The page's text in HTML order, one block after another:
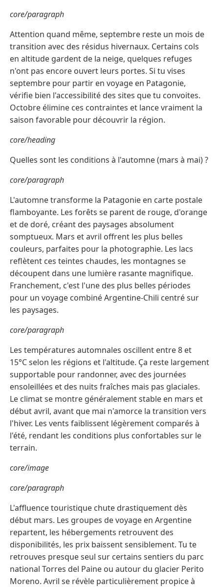
core/paragraph
Attention quand même, septembre reste un mois de
transition avec des résidus hivernaux. Certains cols
en altitude gardent de la neige, quelques refuges
n'ont pas encore ouvert leurs portes. Si tu vises
septembre pour partir en voyage en Patagonie,
vérifie bien l'accessibilité des sites que tu convoites.
Octobre élimine ces contraintes et lance vraiment la
saison favorable pour découvrir la région.
core/heading
Quelles sont les conditions à l'automne (mars à mai) ?
core/paragraph
L'automne transforme la Patagonie en carte postale
flamboyante. Les forêts se parent de rouge, d'orange
et de doré, créant des paysages absolument
somptueux. Mars et avril offrent les plus belles
couleurs, parfaites pour la photographie. Les lacs
reflètent ces teintes chaudes, les montagnes se
découpent dans une lumière rasante magnifique.
Franchement, c'est l'une des plus belles périodes
pour un voyage combiné Argentine-Chili centré sur
les paysages.
core/paragraph
Les températures automnales oscillent entre 8 et
15°C selon les régions et l'altitude. Ça reste largement
supportable pour randonner, avec des journées
ensoleillées et des nuits fraîches mais pas glaciales.
Le climat se montre généralement stable en mars et
début avril, avant que mai n'amorce la transition vers
l'hiver. Les vents faiblissent légèrement comparés à
l'été, rendant les conditions plus confortables sur le
terrain.
core/image
core/paragraph
L'affluence touristique chute drastiquement dès
début mars. Les groupes de voyage en Argentine
repartent, les hébergements retrouvent des
disponibilités, les prix baissent sensiblement. Tu te
retrouves presque seul sur certains sentiers du parc
national Torres del Paine ou autour du glacier Perito
Moreno. Avril se révèle particulièrement propice à